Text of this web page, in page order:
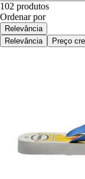
102 produtos
Ordenar por
Relevância
Relevância
Preço